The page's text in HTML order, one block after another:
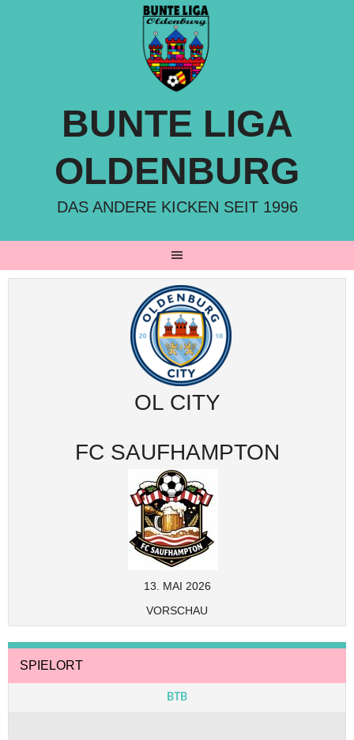
BUNTE LIGA
OLDENBURG
DAS ANDERE KICKEN SEIT 1996
OL CITY
FC SAUFHAMPTON
13. MAI 2026
VORSCHAU
SPIELORT
BTB